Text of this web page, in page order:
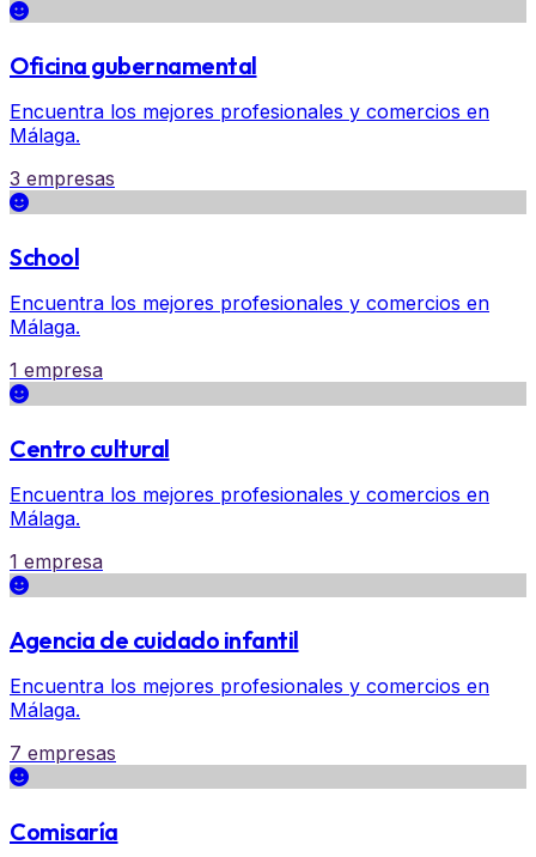
Oficina gubernamental
Encuentra los mejores profesionales y comercios en
Málaga.
3 empresas
School
Encuentra los mejores profesionales y comercios en
Málaga.
1 empresa
Centro cultural
Encuentra los mejores profesionales y comercios en
Málaga.
1 empresa
Agencia de cuidado infantil
Encuentra los mejores profesionales y comercios en
Málaga.
7 empresas
Comisaría